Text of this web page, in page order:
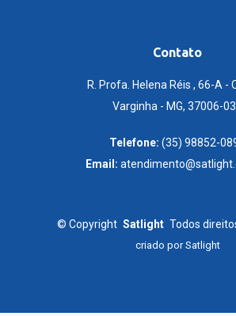
Contato
R. Profa. Helena Réis , 66-A -
Varginha - MG, 37006-
Telefone: (35) 98852-
Email:
© Copyright Satlight Todos
criado porSatlight